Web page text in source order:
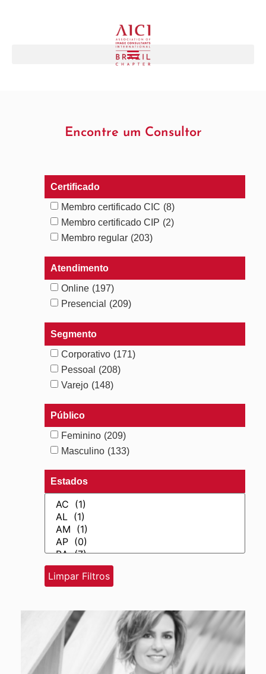
Encontre um Consultor
Certificado
Membro certificado CIC (8)
Membro certificado CIP (2)
Membro regular (203)
Atendimento
Online (197)
Presencial
(209)
Segmento
Corporativo (171)
Pessoal
(208)
Varejo (148)
Público
Feminino (209)
Masculino (133)
Estados